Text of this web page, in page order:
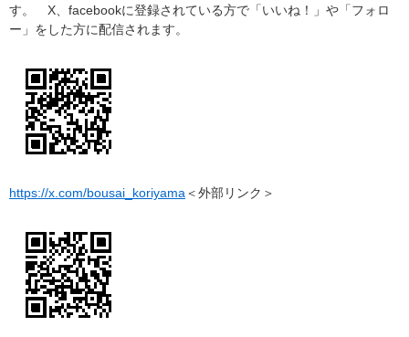
す。 X、facebookに登録されている方で「いいね！」や「フォロ
ー」をした方に配信されます。
https://x.com/bousai_koriyama ＜外部リンク＞